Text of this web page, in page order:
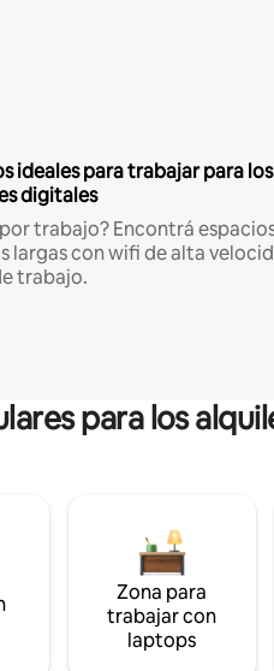
ideales para trabajar para los
digitales
trabajo? Encontrá
largas con wifi de alta
trabajo.
para los
Zona para
trabajar con
laptops